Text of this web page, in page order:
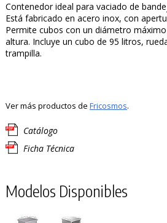
Contenedor ideal para vaciado de
Está fabricado en acero inox, con
Permite cubos con un diámetro
altura. Incluye un cubo de 95 litros,
trampilla.
Ver más productos de Fricosmos.
Catálogo
Ficha Técnica
Modelos Disponibles